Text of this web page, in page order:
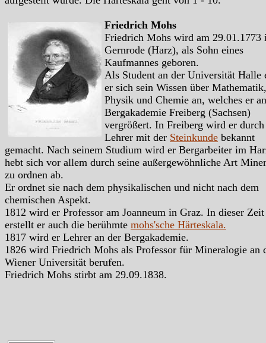
Friedrich Mohs
Friedrich Mohs wird am 29.01.1773
Gernrode (Harz), als Sohn eines
Kaufmannes geboren.
Als Student an der Universität Halle
er sich sein Wissen über Mathematik,
Physik und Chemie an, welches er
Bergakademie Freiberg (Sachsen)
vergrößert. In Freiberg wird er durch
Lehrer mit der Steinkunde bekannt
gemacht. Nach seinem Studium wird er Bergarbeiter im
hebt sich vor allem durch seine außergewöhnliche Art
zu ordnen ab.
Er ordnet sie nach dem physikalischen und nicht nach dem
chemischen Aspekt.
1812 wird er Professor am Joanneum in Graz. In dieser Zeit
erstellt er auch die berühmte mohs'sche Härteskala.
1817 wird er Lehrer an der Bergakademie.
1826 wird Friedrich Mohs als Professor für Mineralogie an
Wiener Universität berufen.
Friedrich Mohs stirbt am 29.09.1838.